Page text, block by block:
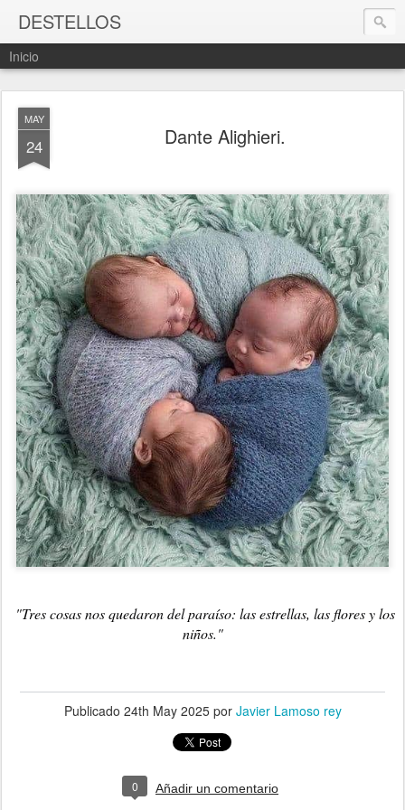
DESTELLOS
Inicio
MAY
24 Dante Alighieri.
"Tres cosas nos quedaron del paraíso: las estrellas, las flores y los
niños."
Publicado 24th May 2025por Javier Lamoso rey
0 Añadir un comentario